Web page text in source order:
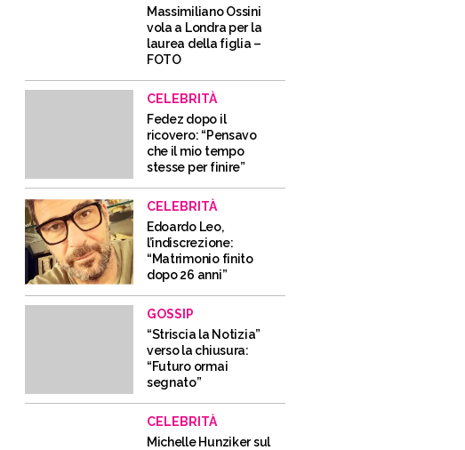
Massimiliano Ossini
vola a Londra per la
laurea della figlia –
FOTO
CELEBRITÀ
Fedez dopo il
ricovero: “Pensavo
che il mio tempo
stesse per finire”
CELEBRITÀ
Edoardo Leo,
l’indiscrezione:
“Matrimonio finito
dopo 26 anni”
GOSSIP
“Striscia la Notizia”
verso la chiusura:
“Futuro ormai
segnato”
CELEBRITÀ
Michelle Hunziker sul